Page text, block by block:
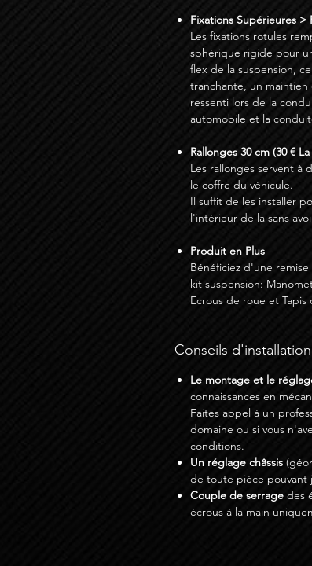
Fixations Supérieures >
Les fixations rotules
sphérique rigide pour
flex de la suspension,
tranchante, un
ressenti lors de la
automobile et la
Rallonges 30 cm (30 €
Les rallonges servent
le coffre du véhicule.
Il suffit de les installer
l'intérieur de la sans
Produit en Plus
Bénéficiez d'une
kit suspension:
Ecrous de roue et Tapis
Conseils d'installation
Le montage et le
connaissances en
Faites appel à un
domaine ou si vous
conditions.
Un réglage châssis
de toute pièce pouvant
Couple de serrage des
écrous à la main